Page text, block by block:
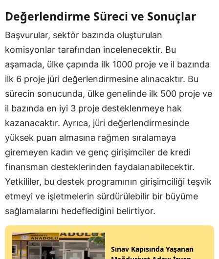
Değerlendirme Süreci ve Sonuçlar
Başvurular, sektör bazında oluşturulan
komisyonlar tarafından incelenecektir. Bu
aşamada, ülke çapında ilk 1000 proje ve il bazında
ilk 6 proje jüri değerlendirmesine alınacaktır. Bu
sürecin sonucunda, ülke genelinde ilk 500 proje ve
il bazında en iyi 3 proje desteklenmeye hak
kazanacaktır. Ayrıca, jüri değerlendirmesinde
yüksek puan almasına rağmen sıralamaya
giremeyen kadın ve genç girişimciler de kredi
finansman desteklerinden faydalanabilecektir.
Yetkililer, bu destek programının girişimciliği teşvik
etmeyi ve işletmelerin sürdürülebilir bir büyüme
sağlamalarını hedeflediğini belirtiyor.
Sınav Kapısında Yaşanan